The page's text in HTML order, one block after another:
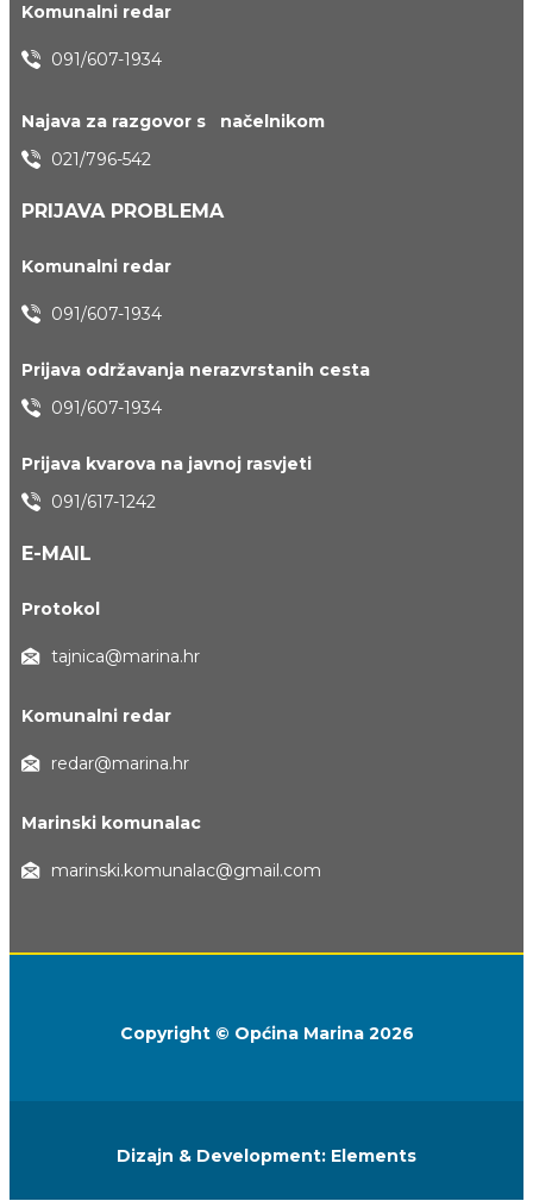
Komunalni redar
091/607-1934
Najava za razgovor s načelnikom
021/796-542
PRIJAVA PROBLEMA
Komunalni redar
091/607-1934
Prijava održavanja nerazvrstanih cesta
091/607-1934
Prijava kvarova na javnoj rasvjeti
091/617-1242
E-MAIL
Protokol
tajnica@marina.hr
Komunalni redar
redar@marina.hr
Marinski komunalac
marinski.komunalac@gmail.com
Copyright © Općina Marina 2026
Dizajn & Development: Elements